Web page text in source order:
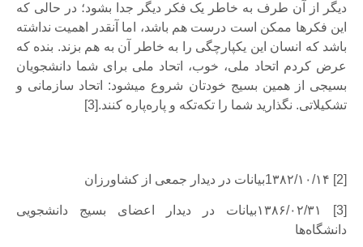
دیگر از آن طرف به خاطر یک فکر دیگر جدا بشود؛ در حالی که
این فکرها ممکن است درست هم باشد، اما آنقدر اهمیت نداشته
باشد که انسان این یکپارچگی را به خاطر آن به هم بزند. بنده که
عرض کردم اتحاد ملی، خوب، اتحاد ملی برای شما دانشجویان
بسیجی از همین بسیج خودتان شروع میشود: اتحاد سازمانی و
تشکیلاتی. نگذارید شما را تکه‌تکه و پاره‌پاره کنند.[3]
[2] 1۳۸۲/۱۰/۱۴بیانات در دیدار جمعی از کشاورزان
[3] ۱۳۸۶/۰۲/۳۱بیانات در دیدار اعضای بسیج دانشجویی
دانشگاه‌ها